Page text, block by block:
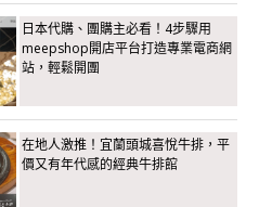
日本代購、團購主必看！4步驟用
meepshop開店平台打造專業電商網
站，輕鬆開團
在地人激推！宜蘭頭城喜悅牛排，平
價又有年代感的經典牛排館